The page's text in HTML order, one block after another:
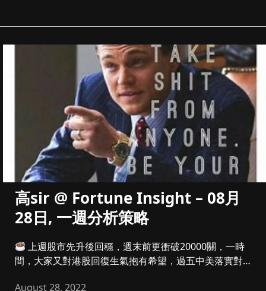
高sir @ Fortune Insight – 08月
28日, 一週分析策略
上週股市先升後回穩，週末前更衝破20000關，一時
間，大家又對港股回復生氣抱有希望，過五中美落實對退
August 28, 2022